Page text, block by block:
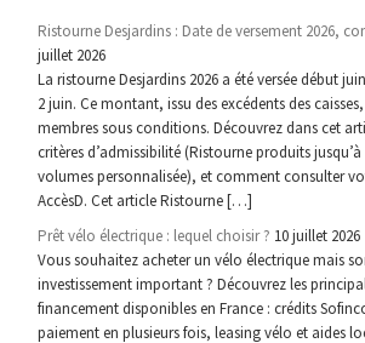
Ristourne Desjardins : Date de versement 2026,
juillet 2026
La ristourne Desjardins 2026 a été versée début
2 juin. Ce montant, issu des excédents des
membres sous conditions. Découvrez dans cet
critères d’admissibilité (Ristourne produits
volumes personnalisée), et comment consulter
AccèsD. Cet article Ristourne […]
Prêt vélo électrique : lequel choisir ? 10 juillet 2026
Vous souhaitez acheter un vélo électrique mais
investissement important ? Découvrez les
financement disponibles en France : crédits
paiement en plusieurs fois, leasing vélo et aides